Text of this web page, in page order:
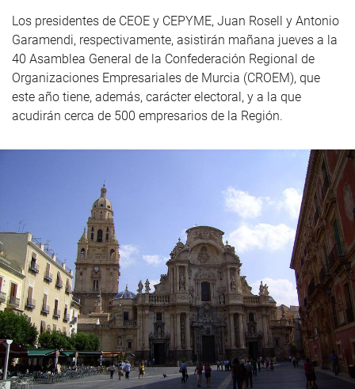
Los presidentes de CEOE y CEPYME, Juan Rosell y Antonio
Garamendi, respectivamente, asistirán mañana jueves a la
40 Asamblea General de la Confederación Regional de
Organizaciones Empresariales de Murcia (CROEM), que
este año tiene, además, carácter electoral, y a la que
acudirán cerca de 500 empresarios de la Región.